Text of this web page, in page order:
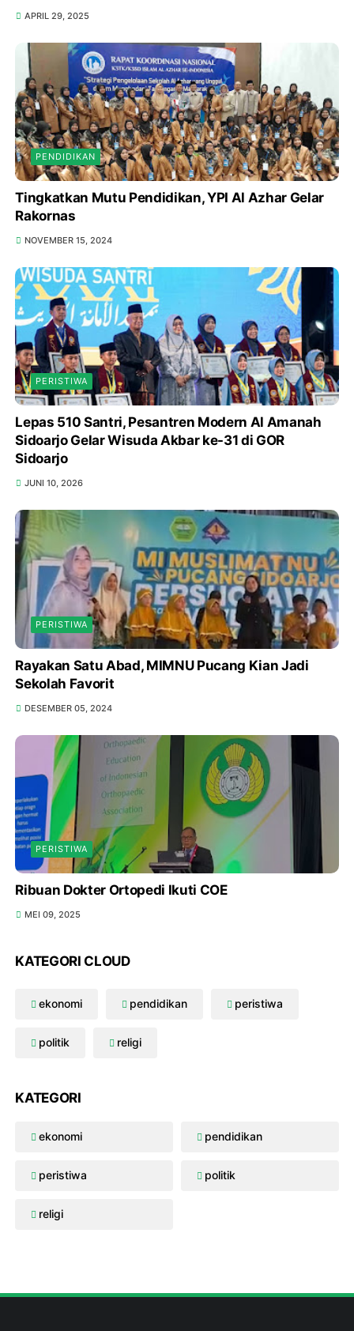
APRIL 29, 2025
PENDIDIKAN
Tingkatkan Mutu Pendidikan, YPI Al Azhar Gelar
Rakornas
NOVEMBER 15, 2024
PERISTIWA
Lepas 510 Santri, Pesantren Modern Al Amanah
Sidoarjo Gelar Wisuda Akbar ke-31 di GOR
Sidoarjo
JUNI 10, 2026
PERISTIWA
Rayakan Satu Abad, MIMNU Pucang Kian Jadi
Sekolah Favorit
DESEMBER 05, 2024
PERISTIWA
Ribuan Dokter Ortopedi Ikuti COE
MEI 09, 2025
KATEGORI CLOUD
ekonomi pendidikan peristiwa
politik religi
KATEGORI
ekonomi pendidikan
peristiwa politik
religi